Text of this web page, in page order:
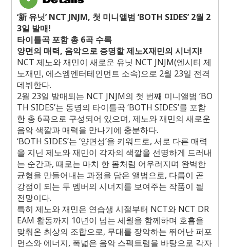
‘新 유닛’ NCT JNJM, 첫 미니앨범 ‘BOTH SIDES’ 2월 2
3일 발매!
타이틀곡 포함 총6곡 수록
양면의 매력, 음악으로 증명할 제노X재민의 시너지!
NCT 제노와 재민이 새로운 유닛 NCT JNJM(엔시티 제
노재민, 에스엠엔터테인먼트 소속)으로 2월 23일 전격
데뷔한다.
2월 23일 발매되는 NCT JNJM의 첫 번째 미니앨범 ‘BO
TH SIDES’는 동명의 타이틀곡 ‘BOTH SIDES’를 포함
한 총 6곡으로 구성되어 있으며, 제노와 재민의 새로운
음악 색깔과 매력을 만나기에 충분하다.
‘BOTH SIDES’는 ‘양면성’을 키워드로, 서로 다른 매력
을 지닌 제노와 재민이 각자의 색깔을 선명하게 드러내
는 순간과, 때로는 마치 한 몸처럼 어우러지며 완벽한
균형을 만들어내는 과정을 담은 앨범으로, 다름이 곧
강점이 되는 두 멤버의 시너지를 보여주는 작품이 될
전망이다.
특히 제노와 재민은 연습생 시절부터 NCT와NCT DR
EAM 활동까지 10년이 넘는 세월을 함께하며 호흡을
맞춰온 최상의 조합으로, 무대를 장악하는 뛰어난 퍼포
먼스와 에너지, 폭넓은 음악 스펙트럼을 바탕으로 각자